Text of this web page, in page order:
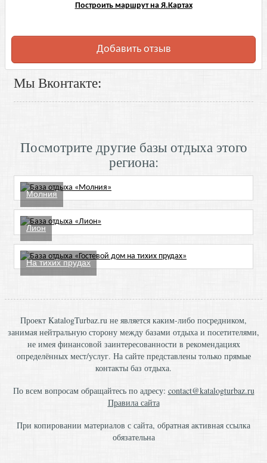
Построить маршрут на Я.Картах
Добавить отзыв
Мы Вконтакте:
Посмотрите другие базы отдыха этого
региона:
Молния
Лион
На тихих прудах
Проект KatalogTurbaz.ru не является каким-либо посредником,
занимая нейтральную сторону между базами отдыха и посетителями,
не имея финансовой заинтересованности в рекомендациях
определённых мест/услуг. На сайте представлены только прямые
контакты баз отдыха.
По всем вопросам обращайтесь по адресу: contact@katalogturbaz.ru
Правила сайта
При копировании материалов с сайта, обратная активная ссылка
обязательна